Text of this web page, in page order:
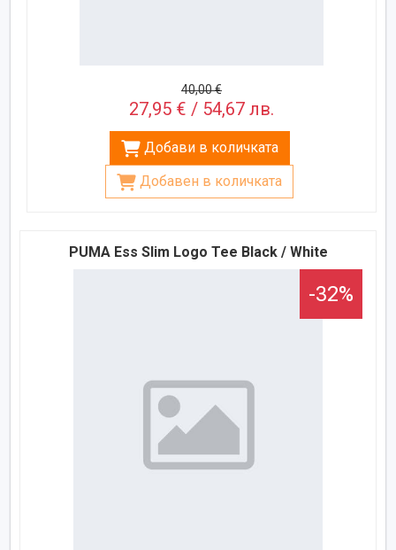
40,00 €
27,95 € / 54,67 лв.
Добави в количката
Добавен в количката
PUMA Ess Slim Logo Tee Black / White
-32%